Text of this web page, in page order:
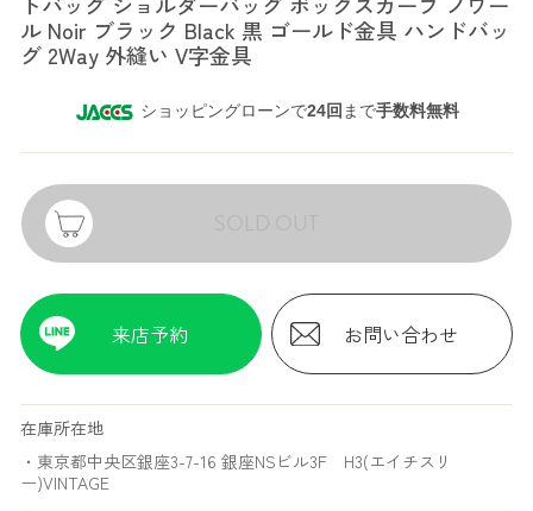
ル Noir ブラック Black 黒 ゴールド金具 ハンドバッ
グ 2Way 外縫い V字金具
ショッピングローンで24回 まで手数料無料
来店予約 お問い合わせ
在庫所在地
・東京都中央区銀座3-7-16 銀座NSビル3F H3(エイチスリ
ー)VINTAGE